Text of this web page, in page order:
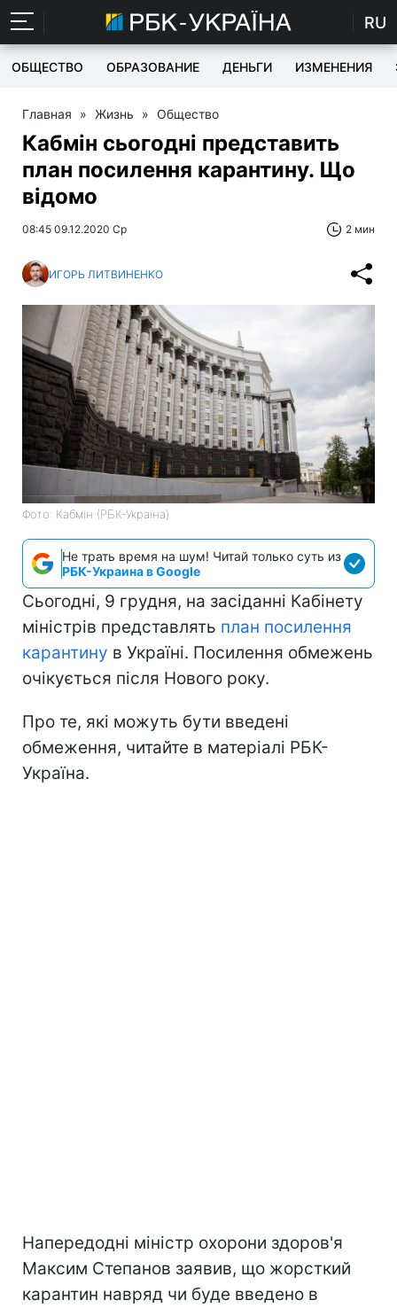
RU
ОБЩЕСТВО ОБРАЗОВАНИЕ ДЕНЬГИ ИЗМЕНЕНИЯ
Главная » Жизнь » Общество
Кабмін сьогодні представить
план посилення карантину. Що
відомо
08:45 09.12.2020 Ср 2 мин
ИГОРЬ ЛИТВИНЕНКО
Фото: Кабмін (РБК-Україна)
Не трать время на шум! Читай только суть из
РБК-Украина в Google
Сьогодні, 9 грудня, на засіданні Кабінету
міністрів представлять план посилення
карантину в Україні. Посилення обмежень
очікується після Нового року.
Про те, які можуть бути введені
обмеження, читайте в матеріалі РБК-
Україна.
Напередодні міністр охорони здоров'я
Максим Степанов заявив, що жорсткий
карантин навряд чи буде введено в